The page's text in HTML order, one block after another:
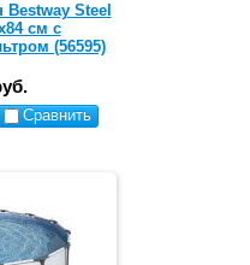
Bestway Steel
см с
(56595)
Сравнить